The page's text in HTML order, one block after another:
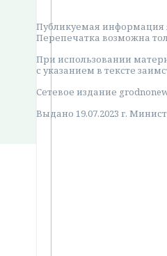
Публикуемая информация
Перепечатка возможна
При использовании
с указанием в тексте
Сетевое издание
Выдано 19.07.2023 г.